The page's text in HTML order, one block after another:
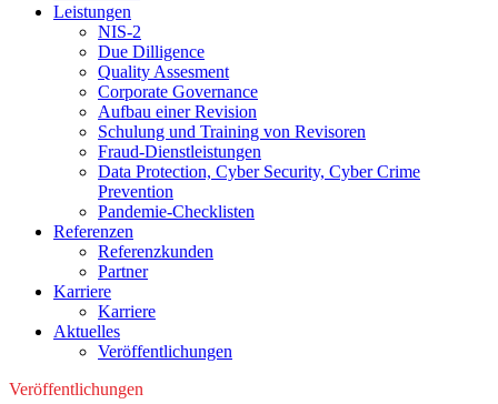
Leistungen
NIS-2
Due Dilligence
Quality Assesment
Corporate Governance
Aufbau einer Revision
Schulung und Training von Revisoren
Fraud-Dienstleistungen
Data Protection, Cyber Security, Cyber Crime
Prevention
Pandemie-Checklisten
Referenzen
Referenzkunden
Partner
Karriere
Karriere
Aktuelles
Veröffentlichungen
Veröffentlichungen